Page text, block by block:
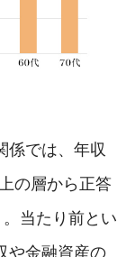
係では、年収
の層から正答
当たり前とい
や金融資産の